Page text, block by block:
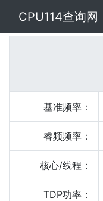
CPU114查询网
基准频率：
睿频频率：
核心/线程：
TDP功率：